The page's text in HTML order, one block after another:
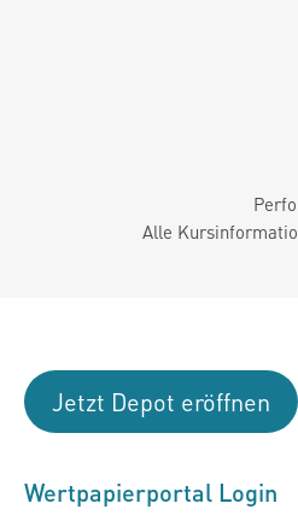
Alle
Jetzt Depot eröffnen
Wertpapierportal Login